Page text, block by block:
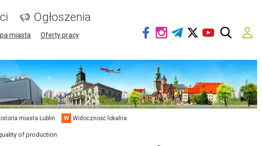
Ogłoszenia
miasta
Oferty pracy
miasta Lublin W Widoczność lokalna
of production